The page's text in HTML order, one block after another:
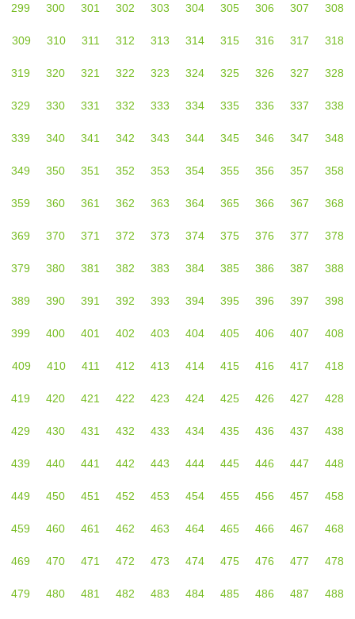
299 300 301 302 303 304 305 306 307 308
309 310 311 312 313 314 315 316 317 318
319 320 321 322 323 324 325 326 327 328
329 330 331 332 333 334 335 336 337 338
339 340 341 342 343 344 345 346 347 348
349 350 351 352 353 354 355 356 357 358
359 360 361 362 363 364 365 366 367 368
369 370 371 372 373 374 375 376 377 378
379 380 381 382 383 384 385 386 387 388
389 390 391 392 393 394 395 396 397 398
399 400 401 402 403 404 405 406 407 408
409 410 411 412 413 414 415 416 417 418
419 420 421 422 423 424 425 426 427 428
429 430 431 432 433 434 435 436 437 438
439 440 441 442 443 444 445 446 447 448
449 450 451 452 453 454 455 456 457 458
459 460 461 462 463 464 465 466 467 468
469 470 471 472 473 474 475 476 477 478
479 480 481 482 483 484 485 486 487 488